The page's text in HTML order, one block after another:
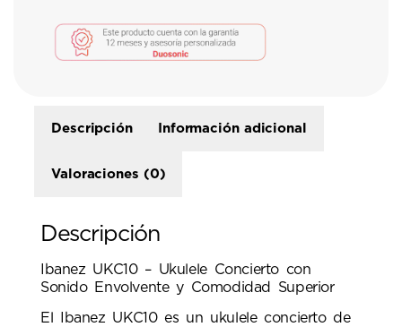
Descripción Información adicional
Valoraciones (0)
Descripción
Ibanez UKC10 – Ukulele Concierto con
Sonido Envolvente y Comodidad Superior
El Ibanez UKC10 es un ukulele concierto de